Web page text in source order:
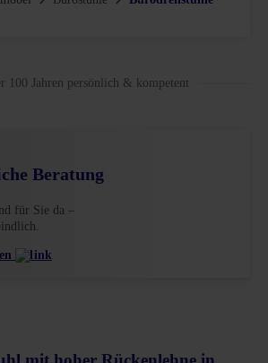
100 Jahren persönlich & kompetent
Beratung
für Sie da –